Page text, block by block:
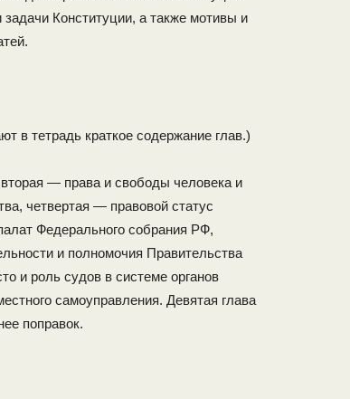
Конституции, а так­же мотивы и
в тетрадь краткое содержание глав.)
вторая — права и свободы человека и
четвертая — правовой статус
Федерального собрания РФ,
и полномочия Правительства
и роль су­дов в системе органов
самоуправления. Девятая глава
поправок.